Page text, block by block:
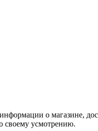
о магазине,
своему усмотрению.